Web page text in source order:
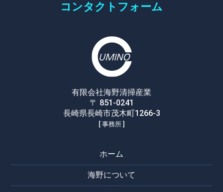
コンタクトフォーム
有限会社海野清掃産業
〒 851-0241
長崎県長崎市茂木町1266-3
[ 事務所 ]
ホーム
海野について